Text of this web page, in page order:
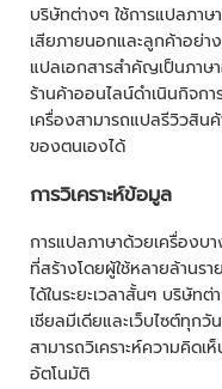
บริษัทต่างๆ ใช้การแปลภา
เสียภายนอกและลูกค้าอย่
แปลเอกสารสำคัญเป็นภาษ
ร้านค้าออนไลน์ดำเนินกิจก
เครื่องสามารถแปลรีวิวสิน
ของตนเองได้
การวิเคราะห์ข้อมูล
การแปลภาษาด้วยเครื่องบ
ที่สร้างโดยผู้ใช้หลายล้าน
ได้ในระยะเวลาสั้นๆ บริษัท
เชียลมีเดียและเว็บไซต์ทุกวั
สามารถวิเคราะห์ความคิดเ
อัตโนมัติ